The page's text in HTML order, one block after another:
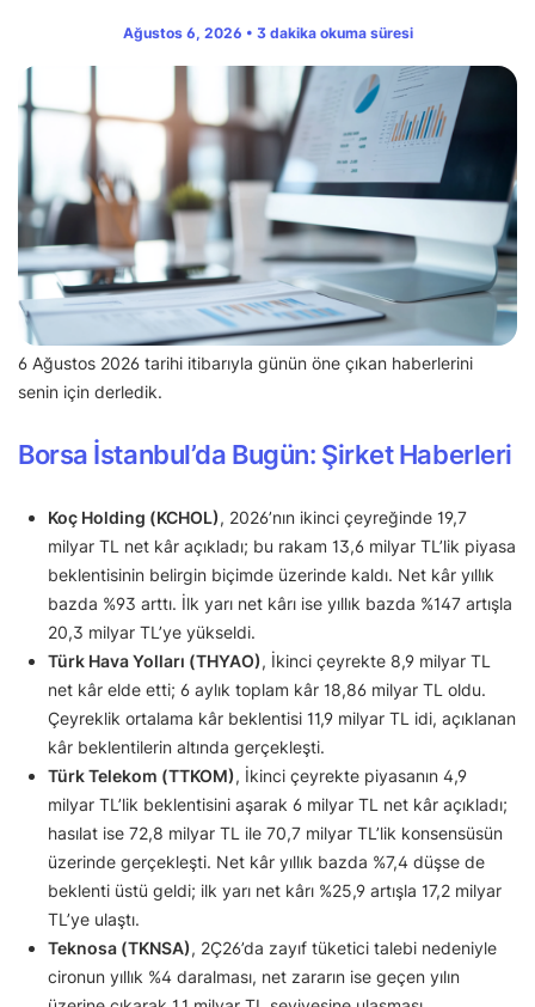
Ağustos 6, 2026 • 3 dakika okuma süresi
6 Ağustos 2026 tarihi itibarıyla günün öne çıkan haberlerini
senin için derledik.
Borsa İstanbul’da Bugün: Şirket Haberleri
Koç Holding (KCHOL), 2026’nın ikinci çeyreğinde 19,7
milyar TL net kâr açıkladı; bu rakam 13,6 milyar TL’lik piyasa
beklentisinin belirgin biçimde üzerinde kaldı. Net kâr yıllık
bazda %93 arttı. İlk yarı net kârı ise yıllık bazda %147 artışla
20,3 milyar TL’ye yükseldi.
Türk Hava Yolları (THYAO), İkinci çeyrekte 8,9 milyar TL
net kâr elde etti; 6 aylık toplam kâr 18,86 milyar TL oldu.
Çeyreklik ortalama kâr beklentisi 11,9 milyar TL idi, açıklanan
kâr beklentilerin altında gerçekleşti.
Türk Telekom (TTKOM), İkinci çeyrekte piyasanın 4,9
milyar TL’lik beklentisini aşarak 6 milyar TL net kâr açıkladı;
hasılat ise 72,8 milyar TL ile 70,7 milyar TL’lik konsensüsün
üzerinde gerçekleşti. Net kâr yıllık bazda %7,4 düşse de
beklenti üstü geldi; ilk yarı net kârı %25,9 artışla 17,2 milyar
TL’ye ulaştı.
Teknosa (TKNSA), 2Ç26’da zayıf tüketici talebi nedeniyle
cironun yıllık %4 daralması, net zararın ise geçen yılın